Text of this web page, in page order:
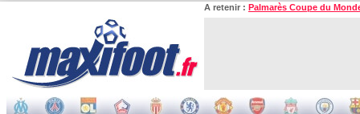
A retenir : Palmarès Coupe du